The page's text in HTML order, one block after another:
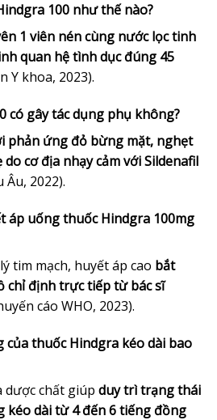
100 như thế nào?
1 viên nén cùng nước lọc tinh
quan hệ tình dục đúng 45
Y khoa, 2023).
có gây tác dụng phụ không?
phản ứng đỏ bừng mặt, nghẹt
cơ địa nhạy cảm với Sildenafil
2022).
áp uống thuốc Hindgra 100mg
tim mạch, huyết áp cao bắt
chỉ định trực tiếp từ bác sĩ
cáo WHO, 2023).
của thuốc Hindgra kéo dài bao
dược chất giúp duy trì trạng thái
kéo dài từ 4 đến 6 tiếng đồng